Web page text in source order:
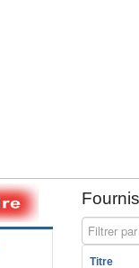
Filtrer par
Titre